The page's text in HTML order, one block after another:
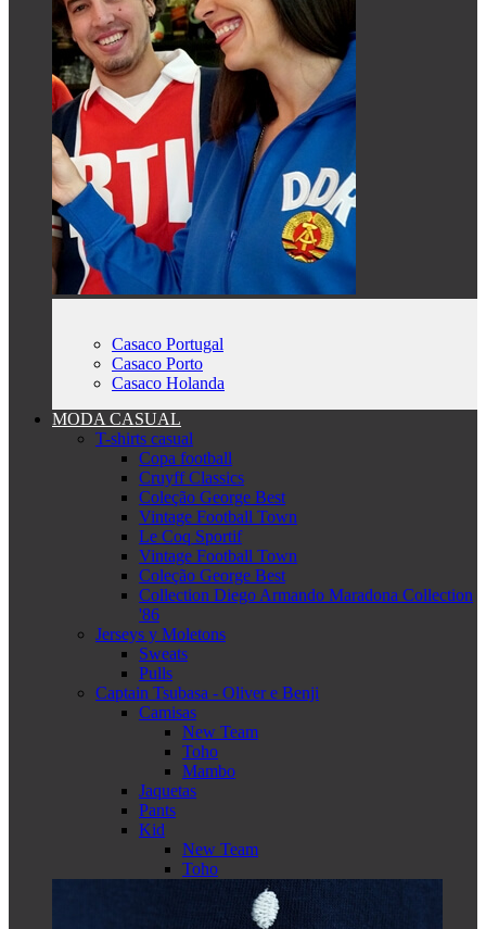
Casaco Portugal
Casaco Porto
Casaco Holanda
MODA CASUAL
T-shirts casual
Copa football
Cruyff Classics
Coleção George Best
Vintage Football Town
Le Coq Sportif
Vintage Football Town
Coleção George Best
Collection Diego Armando Maradona Collection
'86
Jerseys y Moletons
Sweats
Pulls
Captain Tsubasa - Oliver e Benji
Camisas
New Team
Toho
Mambo
Jaquetas
Pants
Kid
New Team
Toho